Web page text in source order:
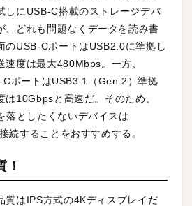
しにUSB-C搭載のストレージデバ
、どれも問題なくデータを読み書
のUSB-CポートはUSB2.0に準拠し
速度は最大480Mbps。一方、
ポートはUSB3.1（Gen 2）準拠
は10Gbpsと高速だ。そのため、
落としたくないデバイスは
続することをおすすめする。
！
質はIPS方式の4Kディスプレイだ